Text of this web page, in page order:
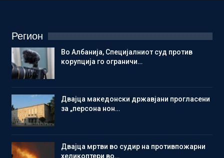
Регион
Во Албанија, Специјалниот суд против
корупција го ограничи…
Двајца македонски државјани прогласени
за „персона нон…
Двајца мртви во судир на противпожарни
хеликоптери во…